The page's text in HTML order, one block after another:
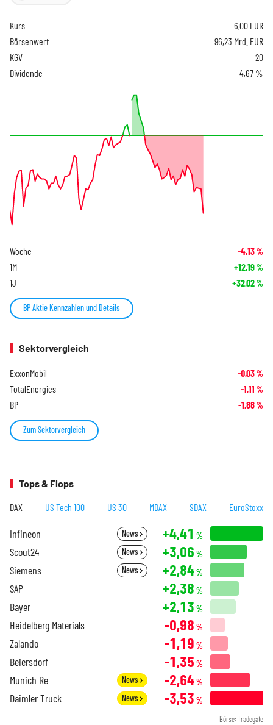
Kurs 6,00 EUR
Börsenwert
96,23 Mrd. EUR
KGV
20
Dividende
4,67 %
Woche -4,13%
1M +12,19%
1J +32,02%
BP Aktie Kennzahlen und Details
Sektorvergleich
ExxonMobil -0,03%
TotalEnergies -1,11 %
BP -1,88%
Zum Sektorvergleich
Tops & Flops
DAX US Tech 100 US 30 MDAX SDAX EuroStoxx
Infineon News +4,41 %
Scout24 News +3,06 %
Siemens News +2,84%
SAP +2,38 %
Bayer +2,13 %
Heidelberg Materials -0,98 %
Zalando -1,19 %
Beiersdorf -1,35 %
Munich Re News -2,64%
Daimler Truck News -3,53 %
Börse: Tradegate